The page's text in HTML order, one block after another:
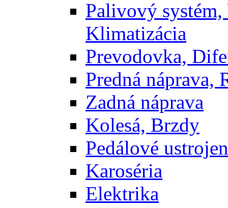
Palivový
Klimatizácia
Prevodovka,
Predná náprava,
Zadná náprava
Kolesá, Brzdy
Pedálové
Karoséria
Elektrika